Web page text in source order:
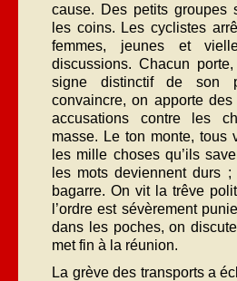
cause. Des petits groupes
les coins. Les cyclistes
femmes, jeunes et
discussions. Chacun
signe distinctif de son
convaincre, on apporte
accusations contre les
masse. Le ton monte, tous
les mille choses qu’ils
les mots deviennent durs
bagarre. On vit la trêve
l’ordre est sévèrement
dans les poches, on
met fin à la réunion.
La grève des transports a